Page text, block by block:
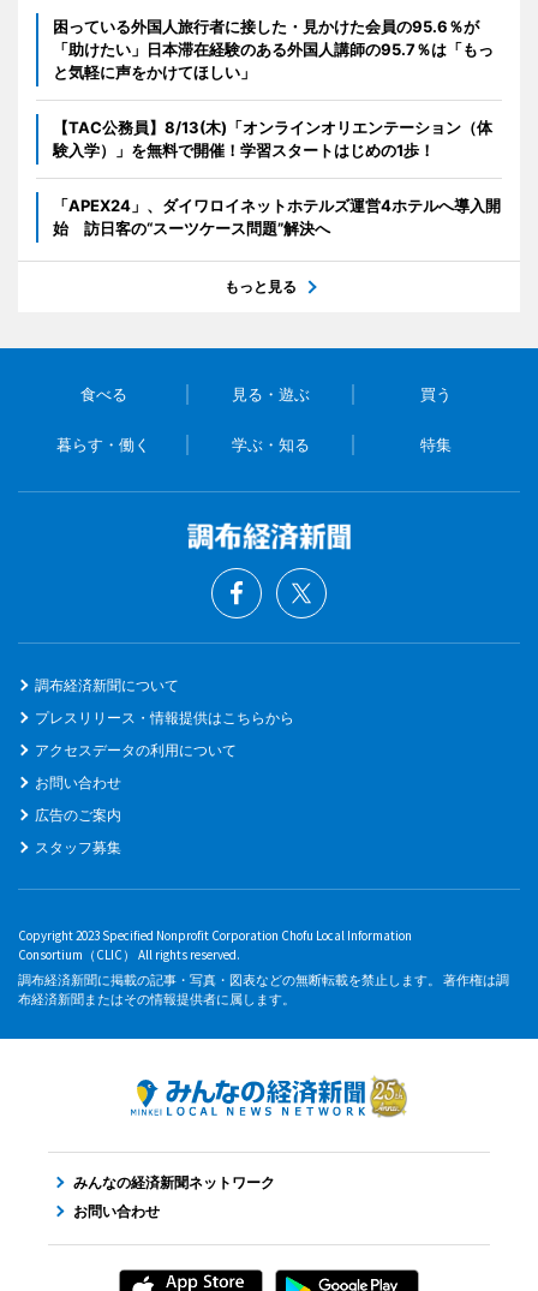
困っている外国人旅行者に接した・見かけた会員の95.6％が
「助けたい」日本滞在経験のある外国人講師の95.7％は「もっ
と気軽に声をかけてほしい」
【TAC公務員】8/13(木)「オンラインオリエンテーション（体
験入学）」を無料で開催！学習スタートはじめの1歩！
「APEX24」、ダイワロイネットホテルズ運営4ホテルへ導入開
始 訪日客の“スーツケース問題”解決へ
もっと見る
食べる 見る・遊ぶ 買う
暮らす・働く 学ぶ・知る 特集
調布経済新聞について
プレスリリース・情報提供はこちらから
アクセスデータの利用について
お問い合わせ
広告のご案内
スタッフ募集
Copyright 2023 Specified Nonprofit Corporation Chofu Local Information
Consortium（CLIC） All rights reserved.
調布経済新聞に掲載の記事・写真・図表などの無断転載を禁止します。 著作権は調
布経済新聞またはその情報提供者に属します。
みんなの経済新聞ネットワーク
お問い合わせ